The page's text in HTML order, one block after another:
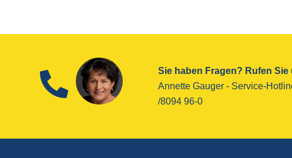
Sie haben Fragen? Rufen Sie
Annette Gauger - ­Service-
/8094 96-0